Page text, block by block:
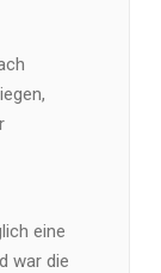
eine
war die